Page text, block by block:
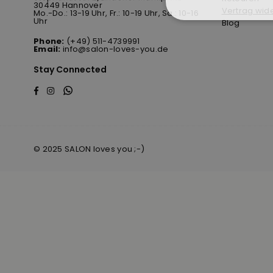
30449 Hannover
Mo.-Do.: 13-19 Uhr, Fr.: 10-19 Uhr, Sa.: 10-16
Uhr
Phone: (+49) 511-4739991
Email: info@salon-loves-you.de
Stay Connected
Facebook
InstagramWhatsapp
Vertrag
Blog
© 2025 SALON loves you ;-)